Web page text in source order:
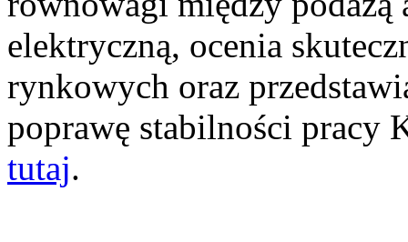
elektryczną, ocenia
rynkowych oraz
poprawę stabilności pracy
tutaj.